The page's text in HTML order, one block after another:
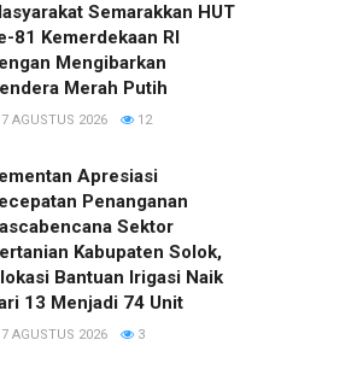
Semarakkan HUT
81 Kemerdekaan RI
Mengibarkan
Merah Putih
AGUSTUS 2026 12
Apresiasi
Penanganan
Sektor
Kabupaten Solok,
Bantuan Irigasi Naik
13 Menjadi 74 Unit
AGUSTUS 2026 3